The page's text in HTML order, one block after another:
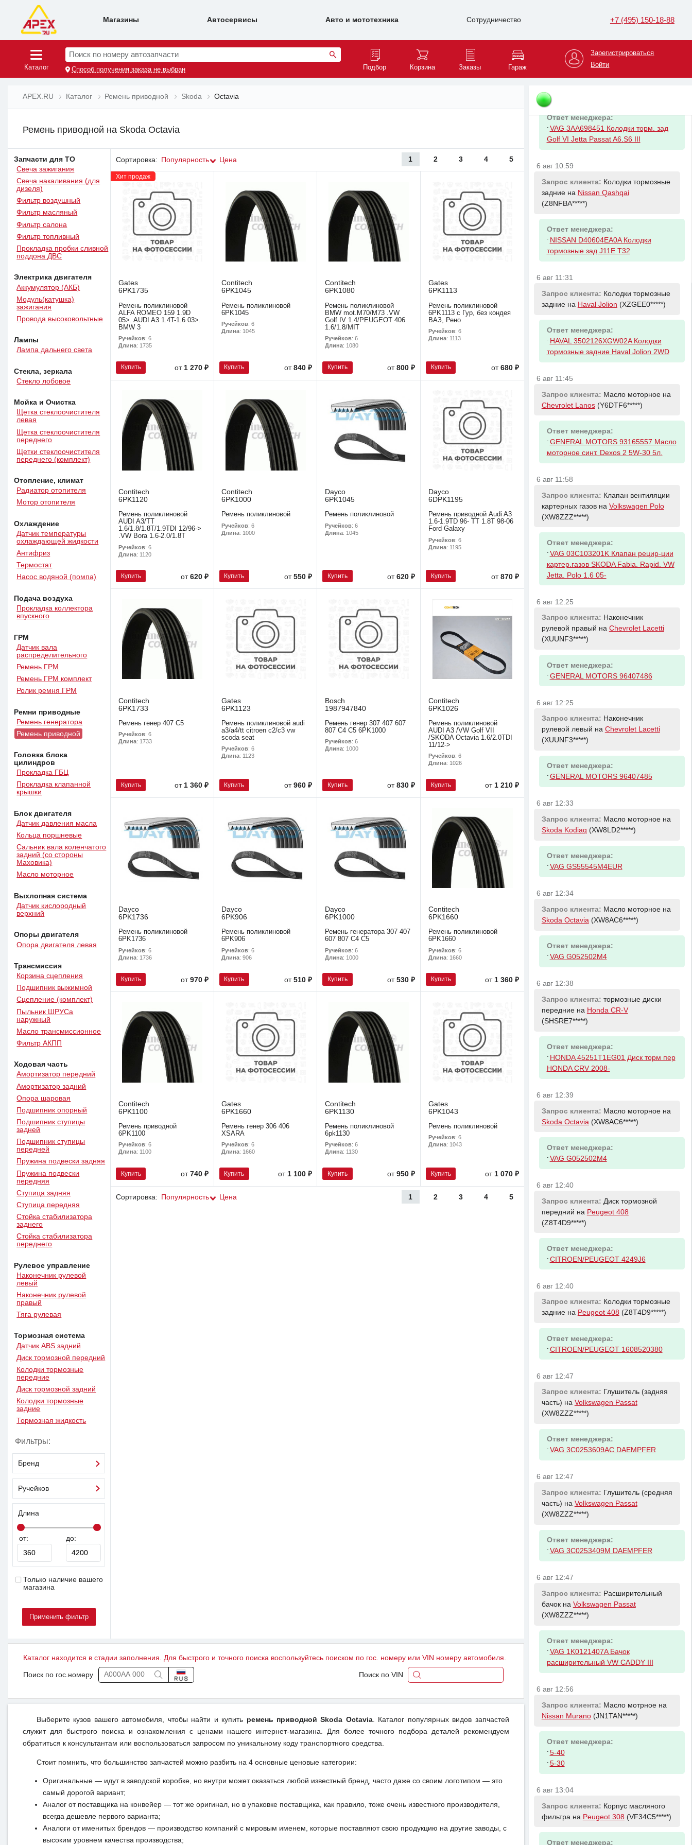
Магазины Автосервисы Авто и мототехника Сотрудничество +7 (495) 150-18-88
Каталог
Поиск по номеру автозапчасти
Способ получения заказа не выбран Подбор Корзина Заказы Гараж
Зарегистрироваться
Войти
APEX.RU Каталог Ремень приводной Skoda Octavia
Ремень приводной на Skoda Octavia
Запчасти для ТО
Свеча зажигания
Свеча накаливания (для
дизеля)
Фильтр воздушный
Фильтр масляный
Фильтр салона
Фильтр топливный
Прокладка пробки сливной
поддона ДВС
Электрика двигателя
Аккумулятор (АКБ)
Модуль(катушка)
зажигания
Провода высоковольтные
Лампы
Лампа дальнего света
Стекла, зеркала
Стекло лобовое
Мойка и Очистка
Щетка стеклоочистителя
левая
Щетка стеклоочистителя
переднего
Щетки стеклоочистителя
переднего (комплект)
Отопление, климат
Радиатор отопителя
Мотор отопителя
Охлаждение
Датчик температуры
охлаждающей жидкости
Антифриз
Термостат
Насос водяной (помпа)
Подача воздуха
Прокладка коллектора
впускного
ГРМ
Датчик вала
распределительного
Ремень ГРМ
Ремень ГРМ комплект
Ролик ремня ГРМ
Ремни приводные
Ремень генератора
Ремень приводной
Головка блока
цилиндров
Прокладка ГБЦ
Прокладка клапанной
крышки
Блок двигателя
Датчик давления масла
Кольца поршневые
Сальник вала коленчатого
задний (со стороны
Маховика)
Масло моторное
Выхлопная система
Датчик кислородный
верхний
Опоры двигателя
Опора двигателя левая
Трансмиссия
Корзина сцепления
Подшипник выжимной
Сцепление (комплект)
Пыльник ШРУСа
наружный
Масло трансмиссионное
Фильтр АКПП
Ходовая часть
Амортизатор передний
Амортизатор задний
Опора шаровая
Подшипник опорный
Подшипник ступицы
задней
Подшипник ступицы
передней
Пружина подвески задняя
Пружина подвески
передняя
Ступица задняя
Ступица передняя
Стойка стабилизатора
заднего
Стойка стабилизатора
переднего
Рулевое управление
Наконечник рулевой
левый
Наконечник рулевой
правый
Тяга рулевая
Тормозная система
Датчик ABS задний
Диск тормозной передний
Колодки тормозные
передние
Диск тормозной задний
Колодки тормозные
задние
Тормозная жидкость
Фильтры:
Бренд
Ручейков
Длина
от: до:
Только наличие вашего
магазина
Сортировка: Популярность Цена 1 2 3 4 5
Хит продаж
Gates
6PK1735
Ремень поликлиновой
ALFA ROMEO 159 1.9D
05>. AUDI A3 1.4T-1.6 03>.
BMW 3
Ручейков: 6
Длина: 1735
Купить от1 270 ₽
Contitech
6PK1045
Ремень поликлиновой
6PK1045
Ручейков: 6
Длина: 1045
Купить от 840 ₽
Contitech
6PK1080
Ремень поликлиновой
BMW mot.M70/M73 .VW
Golf IV 1.4/PEUGEOT 406
1.6/1.8/MIT
Ручейков: 6
Длина: 1080
Купить от800 ₽
Gates
6PK1113
Ремень поликлиновой
6PK1113 с Гур, без кондея
ВАЗ, Рено
Ручейков: 6
Длина: 1113
Купить от 680 ₽
Contitech
6PK1120
Ремень поликлиновой
AUDI A3/TT
1.6/1.8/1.8T/1.9TDI 12/96->
.VW Bora 1.6-2.0/1.8T
Ручейков: 6
Длина: 1120
Купить от620 ₽
Contitech
6PK1000
Ремень поликлиновой
Ручейков: 6
Длина: 1000
Купить от 550 ₽
Dayco
6PK1045
Ремень поликлиновой
Ручейков: 6
Длина: 1045
Купить от620 ₽
Dayco
6DPK1195
Ремень приводной Audi A3
1.6-1.9TD 96- TT 1.8T 98-06
Ford Galaxy
Ручейков: 6
Длина: 1195
Купить от 870 ₽
Contitech
6PK1733
Ремень генер 407 C5
Ручейков: 6
Длина: 1733
Купить от1 360 ₽
Gates
6PK1123
Ремень поликлиновой audi
a3/a4/tt citroen c2/c3 vw
scoda seat
Ручейков: 6
Длина: 1123
Купить от 960 ₽
Bosch
1987947840
Ремень генер 307 407 607
807 C4 C5 6PK1000
Ручейков: 6
Длина: 1000
Купить от830 ₽
Contitech
6PK1026
Ремень поликлиновой
AUDI A3 /VW Golf VII
/SKODA Octavia 1.6/2.0TDI
11/12->
Ручейков: 6
Длина: 1026
Купить от 1 210 ₽
Dayco
6PK1736
Ремень поликлиновой
6PK1736
Ручейков: 6
Длина: 1736
Купить от970 ₽
Dayco
6PK906
Ремень поликлиновой
6PK906
Ручейков: 6
Длина: 906
Купить от 510 ₽
Dayco
6PK1000
Ремень генератора 307 407
607 807 C4 C5
Ручейков: 6
Длина: 1000
Купить от530 ₽
Contitech
6PK1660
Ремень поликлиновой
6PK1660
Ручейков: 6
Длина: 1660
Купить от 1 360 ₽
Contitech
6PK1100
Ремень приводной
6PK1100
Ручейков: 6
Длина: 1100
Купить от740 ₽
Gates
6PK1660
Ремень генер 306 406
XSARA
Ручейков: 6
Длина: 1660
Купить от 1 100 ₽
Contitech
6PK1130
Ремень поликлиновой
6pk1130
Ручейков: 6
Длина: 1130
Купить от950 ₽
Gates
6PK1043
Ремень поликлиновой
Ручейков: 6
Длина: 1043
Купить от 1 070 ₽
Сортировка: Популярность Цена 1 2 3 4 5
Каталог находится в стадии заполнения. Для быстрого и точного поиска воспользуйтесь поиском по гос. номеру или VIN номеру автомобиля.
Поиск по гос.номеру Поиск по VIN
Выберите кузов вашего автомобиля, чтобы найти и купить ремень приводной Skoda Octavia. Каталог популярных видов запчастей
служит для быстрого поиска и ознакомления с ценами нашего интернет-магазина. Для более точного подбора деталей рекомендуем
обратиться к консультантам или воспользоваться запросом по уникальному коду транспортного средства.
Стоит помнить, что большинство запчастей можно разбить на 4 основные ценовые категории:
Оригинальные — идут в заводской коробке, но внутри может оказаться любой известный бренд, часто даже со своим логотипом — это
самый дорогой вариант;
Аналог от поставщика на конвейер — тот же оригинал, но в упаковке поставщика, как правило, тоже очень известного производителя,
всегда дешевле первого варианта;
Аналоги от именитых брендов — производство компаний с мировым именем, которые поставляют свою продукцию на другие заводы, с
высоким уровнем качества производства;
угольный антиаллергенный
6 авг 10:35
Запрос клиента:Колодки тормозные
(XW8ZZZ*****)
Ответ менеджера:
- VAG 3AA698451 Колодки торм. зад
Golf VI Jetta Passat A6.S6 III
6 авг 10:59
Запрос клиента: Колодки тормозные
задние на Nissan Qashqai
(Z8NFBA*****)
Ответ менеджера:
- NISSAN D40604EA0A Колодки
тормозные зад J11E T32
6 авг 11:31
Запрос клиента: Колодки тормозные
задние на Haval Jolion (XZGEE0*****)
Ответ менеджера:
- HAVAL 3502126XGW02A Колодки
тормозные задние Haval Jolion 2WD
6 авг 11:45
Запрос клиента: Масло моторное на
Chevrolet Lanos(Y6DTF6*****)
Ответ менеджера:
- GENERAL MOTORS 93165557 Масло
моторное синт. Dexos 2 5W-30 5л.
6 авг 11:58
Запрос клиента: Клапан вентиляции
картерных газов на Volkswagen Polo
(XW8ZZZ*****)
Ответ менеджера:
- VAG 03C103201K Клапан рецир-ции
картер.газов SKODA Fabia. Rapid. VW
Jetta. Polo 1.6 05-
6 авг 12:25
Запрос клиента: Наконечник
рулевой правый на Chevrolet Lacetti
(XUUNF3*****)
Ответ менеджера:
- GENERAL MOTORS 96407486
6 авг 12:25
Запрос клиента: Наконечник
рулевой левый на Chevrolet Lacetti
(XUUNF3*****)
Ответ менеджера:
- GENERAL MOTORS 96407485
6 авг 12:33
Запрос клиента: Масло моторное на
Skoda Kodiaq (XW8LD2*****)
Ответ менеджера:
- VAG GS55545M4EUR
6 авг 12:34
Запрос клиента: Масло моторное на
Skoda Octavia (XW8AC6*****)
Ответ менеджера:
- VAG G052502M4
6 авг 12:38
Запрос клиента: тормозные диски
передние на Honda CR-V
(SHSRE7*****)
Ответ менеджера:
- HONDA 45251T1EG01 Диск торм пер
HONDA CRV 2008-
6 авг 12:39
Запрос клиента: Масло моторное на
Skoda Octavia (XW8AC6*****)
Ответ менеджера:
- VAG G052502M4
6 авг 12:40
Запрос клиента: Диск тормозной
передний на Peugeot 408
(Z8T4D9*****)
Ответ менеджера:
- CITROEN/PEUGEOT 4249J6
6 авг 12:40
Запрос клиента: Колодки тормозные
задние на Peugeot 408 (Z8T4D9*****)
Ответ менеджера:
- CITROEN/PEUGEOT 1608520380
6 авг 12:47
Запрос клиента: Глушитель (задняя
часть) на Volkswagen Passat
(XW8ZZZ*****)
Ответ менеджера:
- VAG 3C0253609AC DAEMPFER
6 авг 12:47
Запрос клиента: Глушитель (средняя
часть) на Volkswagen Passat
(XW8ZZZ*****)
Ответ менеджера:
- VAG 3C0253409M DAEMPFER
6 авг 12:47
Запрос клиента: Расширительный
бачок на Volkswagen Passat
(XW8ZZZ*****)
Ответ менеджера:
- VAG 1K0121407A Бачок
расширительный VW CADDY III
6 авг 12:56
Запрос клиента: Масло мотрное на
Nissan Murano(JN1TAN*****)
Ответ менеджера:
- 5-40
- 5-30
6 авг 13:04
Запрос клиента: Корпус масляного
фильтра на Peugeot 308 (VF34C5*****)
Ответ менеджера: